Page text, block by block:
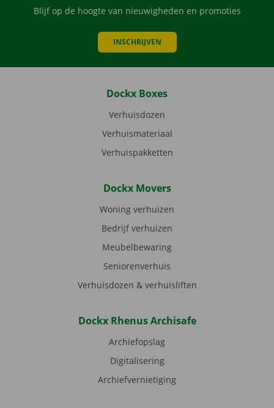
Blijf op de hoogte van nieuwigheden en promoties
INSCHRIJVEN
Dockx Boxes
Verhuisdozen
Verhuismateriaal
Verhuispakketten
Dockx Movers
Woning verhuizen
Bedrijf verhuizen
Meubelbewaring
Seniorenverhuis
Verhuisdozen & verhuisliften
Dockx Rhenus Archisafe
Archiefopslag
Digitalisering
Archiefvernietiging